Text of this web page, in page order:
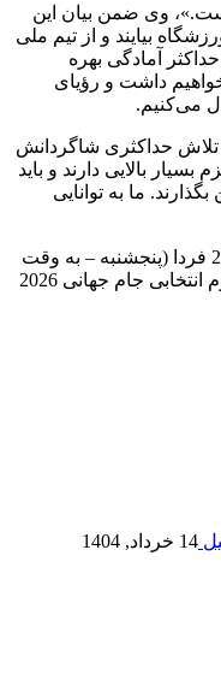
وی ضمن بیان این
بیایند و از تیم ملی
آمادگی بهره
خواهیم داشت و رؤیای
می‌کنیم.
تلاش حداکثری شاگردانش
بالایی دارند و باید
ما به توانایی
تیم‌های ملی قطر و ایران از ساعت 21:45 فردا (پنجشنبه – به وقت
ایران) در چارچوب دور نهم از مرحله سوم انتخابی جام جهانی 2026
14 خرداد, 1404